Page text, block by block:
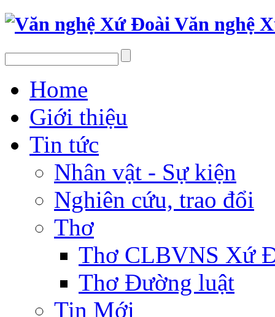
Văn nghệ
Home
Giới thiệu
Tin tức
Nhân vật - Sự kiện
Nghiên cứu, trao đổi
Thơ
Thơ CLBVNS Xứ
Thơ Đường luật
Tin Mới